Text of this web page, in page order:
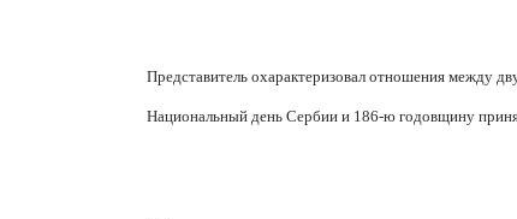
Представитель охарактеризовал отношения между
Национальный день Сербии и 186-ю годовщину